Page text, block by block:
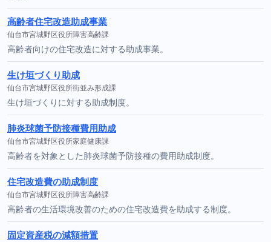
高齢者住宅改造助成事業
仙台市宮城野区役所障害高齢課
高齢者向けの住宅改造に対する助成事業。
生け垣づくり助成
仙台市宮城野区役所街並み形成課
生け垣づくりに対する助成制度。
肺炎球菌予防接種費用助成
仙台市宮城野区役所家庭健康課
高齢者を対象とした肺炎球菌予防接種の費用助成制度。
住宅改造費の助成制度
仙台市宮城野区役所障害高齢課
高齢者の生活環境改善のための住宅改造費を助成する制度。
固定資産税の減額措置